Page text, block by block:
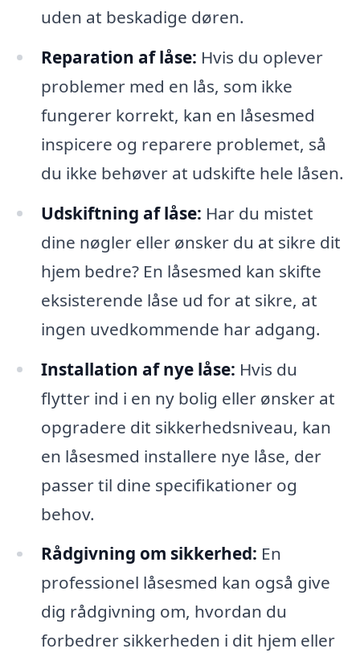
uden at beskadige døren.
Reparation af låse: Hvis du oplever
problemer med en lås, som ikke
fungerer korrekt, kan en låsesmed
inspicere og reparere problemet, så
du ikke behøver at udskifte hele låsen.
Udskiftning af låse: Har du mistet
dine nøgler eller ønsker du at sikre dit
hjem bedre? En låsesmed kan skifte
eksisterende låse ud for at sikre, at
ingen uvedkommende har adgang.
Installation af nye låse: Hvis du
flytter ind i en ny bolig eller ønsker at
opgradere dit sikkerhedsniveau, kan
en låsesmed installere nye låse, der
passer til dine specifikationer og
behov.
Rådgivning om sikkerhed: En
professionel låsesmed kan også give
dig rådgivning om, hvordan du
forbedrer sikkerheden i dit hjem eller